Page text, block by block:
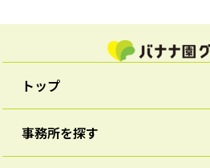
トップ
事務所を探す